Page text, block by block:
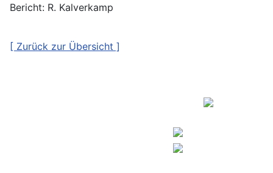
Bericht: R. Kalverkamp
[ Zurück zur Übersicht ]